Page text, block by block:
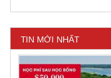
TIN MỚI NHẤT